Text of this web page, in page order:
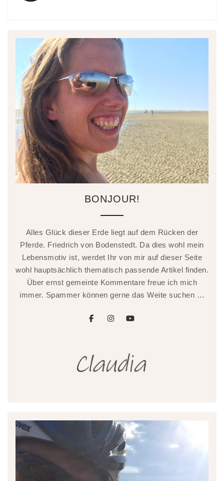
BONJOUR!
Alles Glück dieser Erde liegt auf dem Rücken der
Pferde. Friedrich von Bodenstedt. Da dies wohl mein
Lebensmotiv ist, werdet Ihr von mir auf dieser Seite
wohl hauptsächlich thematisch passende Artikel finden.
Über ernst gemeinte Kommentare freue ich mich
immer. Spammer können gerne das Weite suchen …